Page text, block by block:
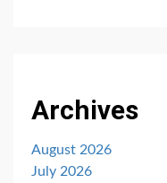
Archives
August 2026
July 2026